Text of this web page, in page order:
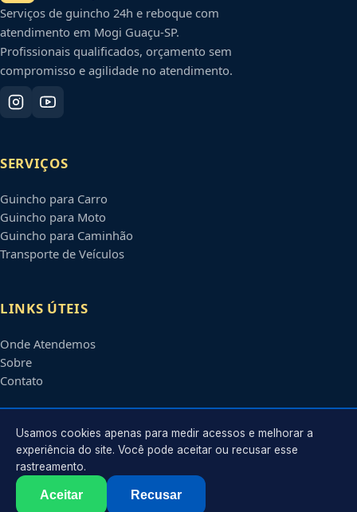
Serviços de guincho 24h e reboque com
atendimento em Mogi Guaçu-SP.
Profissionais qualificados, orçamento sem
compromisso e agilidade no atendimento.
SERVIÇOS
Guincho para Carro
Guincho para Moto
Guincho para Caminhão
Transporte de Veículos
LINKS ÚTEIS
Onde Atendemos
Sobre
Contato
CONTATO
Atendimento em
contato@guinchosmogiguacu.com.br
2026 Mogi Guaçu . Todos os direitos reservados.
Usamos cookies apenas para medir acessos e melhorar a
experiência do site. Você pode aceitar ou recusar esse
rastreamento.
Aceitar Recusar